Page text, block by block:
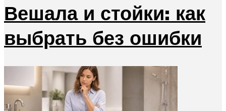
Вешала и стойки: как
выбрать без ошибки